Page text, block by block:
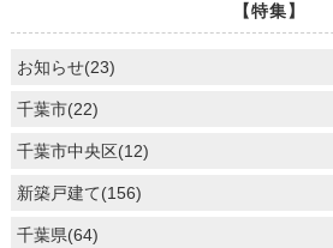
【特集】
お知らせ(23)
千葉市(22)
千葉市中央区(12)
新築戸建て(156)
千葉県(64)